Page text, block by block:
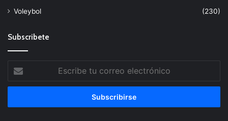
Voleybol
(230)
Subscribete
tu
correo